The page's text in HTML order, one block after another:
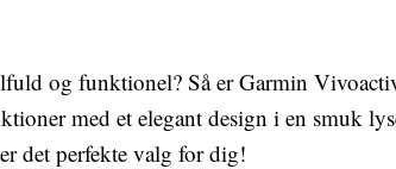
og funktionel? Så er Garmin
med et elegant design i en smuk
det perfekte valg for dig!